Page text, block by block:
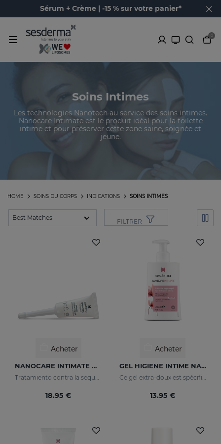
Sérum + Crème | -15 % sur votre panier*
0
Soins Intimes
Les technologies Nanotech au service des soins intimes.
Nanocare Intimate est le produit idéal pour la toilette
intime et pour préserver cette zone saine, soignée et
jeune.
SOINS INTIMES
INDICATIONS
SOINS DU CORPS
HOME
FILTRER
Acheter
NANOCARE INTIMATE Hidratante Intimo
Tratamiento contra la sequedad vaginal. Humecta y lubrica de forma inmediata y duradera.
18.95 €
Acheter
GEL HIGIENE INTIME NANOCARE
Ce gel extra-doux est spécifiquement conçu pour l'hygiène quotidienne de la zone génitale féminine.
13.95 €